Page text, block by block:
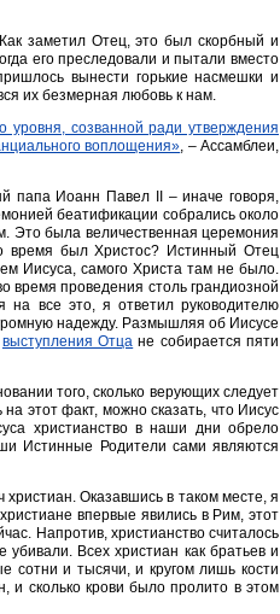
заметил Отец, это был скорбный и
его преследовали и пытали вместо
вынести горькие насмешки и
их безмерная любовь к нам.
уровня, созванной ради утверждения
воплощения», – Ассамблеи,
папа Иоанн Павел II – иначе говоря,
беатификации собрались около
Это была величественная церемония
время был Христос? Истинный Отец
Иисуса, самого Христа там не было.
время проведения столь грандиозной
все это, я ответил руководителю
надежду. Размышляя об Иисусе
выступления Отца не собирается пяти
того, сколько верующих следует
этот факт, можно сказать, что Иисус
христианство в наши дни обрело
Истинные Родители сами являются
Оказавшись в таком месте, я
впервые явились в Рим, этот
Напротив, христианство считалось
Всех христиан как братьев и
сотни и тысячи, и кругом лишь кости
и сколько крови было пролито в этом